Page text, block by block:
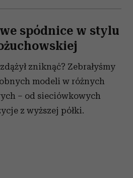
spódnice w stylu
zniknąć? Zebrałyśmy
modeli w różnych
– od sieciówkowych
z wyższej półki.